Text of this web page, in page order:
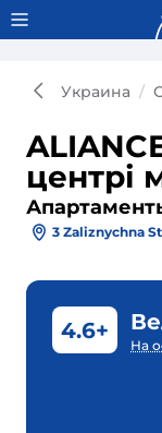
Тонкости
Украина
центрі
3 Zaliznychna
4.6+
На